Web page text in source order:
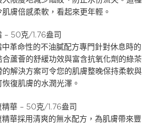
膚倍感柔軟，看起來更年輕。
– 50克/1.76盎司
革命性的不油膩配方專門針對休息時的
蘆薈的舒緩功效與富含抗氧化劑的綠茶
的解決方案可令您的肌膚整晚保持柔軟與
復肌膚的水潤光澤。
華 – 50克/1.76盎司
華採用清爽的無水配方，為肌膚帶來豐